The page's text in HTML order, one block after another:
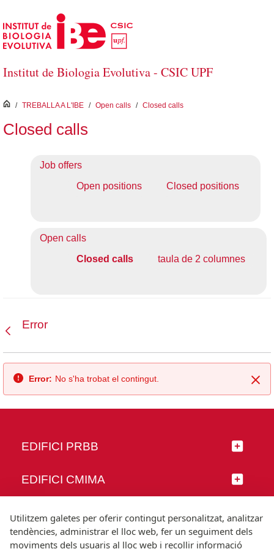
Salta al contingut principal
Institut de Biologia Evolutiva - CSIC UPF
inici
/ TREBALLA A L'IBE / Open calls / Closed calls
Closed calls
Job offers
Open positions
Closed positions
Open calls
Closed calls
taula de 2 columnes
Error
Error: No s'ha trobat el contingut.
EDIFICI PRBB
EDIFICI CMIMA
SEGUEIX-NOS
Utilitzem galetes per oferir contingut personalitzat, analitzar
tendències, administrar el lloc web, fer un seguiment dels
moviments dels usuaris al lloc web i recollir informació